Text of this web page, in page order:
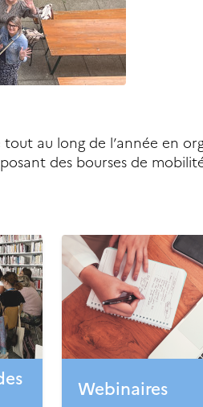
au long de l’année en
des bourses de
Webinaires